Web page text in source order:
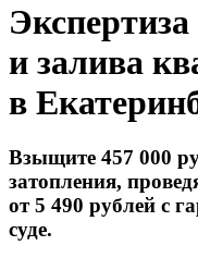
и залива
в
Взыщите 457 000
затопления,
от 5 490 рублей с
суде.